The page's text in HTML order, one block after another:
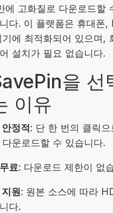
에 고화질로 다운로드할
다. 이 플랫폼은 휴대폰,
기에 최적화되어 있으며,
설치가 필요 없습니다.
을 선
이유
정적: 단 한 번의 클릭
운로드할 수 있습니다.
료: 다운로드 제한이 없
원: 원본 소스에 따라
다.